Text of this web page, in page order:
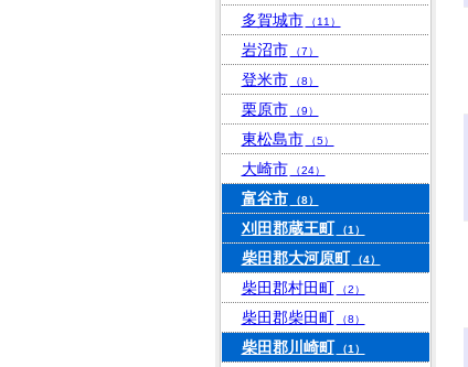
多賀城市 （11）
岩沼市 （7）
登米市 （8）
栗原市 （9）
東松島市 （5）
大崎市 （24）
富谷市 （8）
刈田郡蔵王町 （1）
柴田郡大河原町 （4）
柴田郡村田町 （2）
柴田郡柴田町 （8）
柴田郡川崎町 （1）